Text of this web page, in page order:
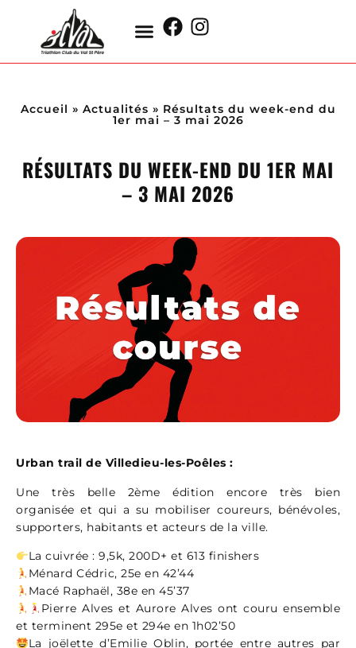
Accueil » Actualités » Résultats du week-end du
1er mai – 3 mai 2026
RÉSULTATS DU WEEK-END DU 1ER MAI
– 3 MAI 2026
Urban trail de Villedieu-les-Poêles :
Une très belle 2ème édition encore très bien
organisée et qui a su mobiliser coureurs, bénévoles,
supporters, habitants et acteurs de la ville.
La cuivrée : 9,5k, 200D+ et 613 finishers
‍Ménard Cédric, 25e en 42’44
Macé Raphaël, 38e en 45’37
‍Pierre Alves et Aurore Alves ont couru ensemble
et terminent 295e et 294e en 1h02’50
La joëlette d’Emilie Oblin, portée entre autres par